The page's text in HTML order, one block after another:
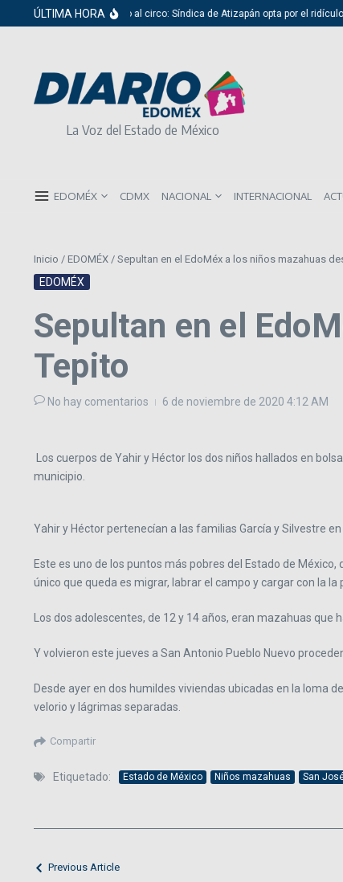
Saltar al contenido
ÚLTIMA HORA
Del cabildo al circo: Síndica de Atizapán opta por el ridículo
La Voz del Estado de México
EDOMÉX CDMX NACIONAL INTERNACIONAL
Inicio / EDOMÉX / Sepultan en el EdoMéx a los niños mazahuas
EDOMÉX
Sepultan en el
Tepito
No hay comentarios 6 de noviembre de 2020 4:12 AM
Los cuerpos de Yahir y Héctor los dos niños hallados en
municipio.
Yahir y Héctor pertenecían a las familias García y Silvestre
Este es uno de los puntos más pobres del Estado de
único que queda es migrar, labrar el campo y cargar con la la
Los dos adolescentes, de 12 y 14 años, eran mazahuas
Y volvieron este jueves a San Antonio Pueblo Nuevo
Desde ayer en dos humildes viviendas ubicadas en la loma
velorio y lágrimas separadas.
Compartir
Etiquetado: Estado de México Niños mazahuas San
Previous Article